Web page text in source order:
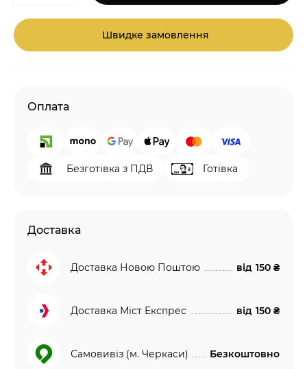
Швидке замовлення
Оплата
Безготівка з ПДВ Готівка
Доставка
Доставка Новою Поштою від 150 ₴
Доставка Міст Експрес від 150 ₴
Самовивіз (м. Черкаси) Безкоштовно